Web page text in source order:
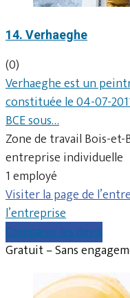
14. Verhaeghe
(0)
Verhaeghe est un
constituée le 04-07-
BCE sous…
Zone de travail Bois-et-
entreprise individuelle
1 employé
Visiter la page de
l’entreprise
Comparer les devis
Gratuit – Sans